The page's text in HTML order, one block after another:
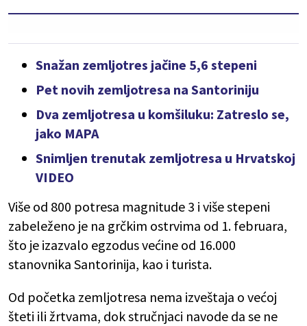
Snažan zemljotres jačine 5,6 stepeni
Pet novih zemljotresa na Santoriniju
Dva zemljotresa u komšiluku: Zatreslo se,
jako MAPA
Snimljen trenutak zemljotresa u Hrvatskoj
VIDEO
Više od 800 potresa magnitude 3 i više stepeni
zabeleženo je na grčkim ostrvima od 1. februara,
što je izazvalo egzodus većine od 16.000
stanovnika Santorinija, kao i turista.
Od početka zemljotresa nema izveštaja o većoj
šteti ili žrtvama, dok stručnjaci navode da se ne